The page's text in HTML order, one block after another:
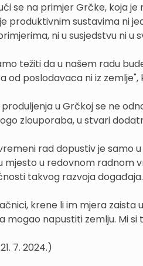
se na primjer Grčke, koja
produktivnim sustavima ni
ni u susjedstvu ni u
težiti da u našem radu
od poslodavaca ni iz zemlje",
u Grčkoj se ne
zlouporaba, u stvari
rad dopustiv je samo
mjesto u redovnom radnom
takvog razvoja događaja.
krene li im mjera zaista
mogao napustiti zemlju. Mi
7. 2024.)